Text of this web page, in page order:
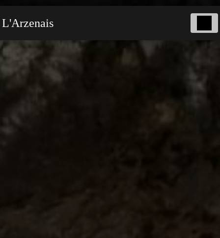
L'Arzenais